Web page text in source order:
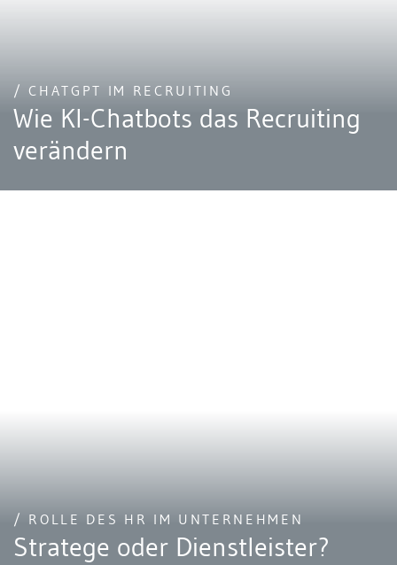
/ CHATGPT IM RECRUITING
Wie KI-Chatbots das Recruiting
verändern
/ ROLLE DES HR IM UNTERNEHMEN
Stratege oder Dienstleister?